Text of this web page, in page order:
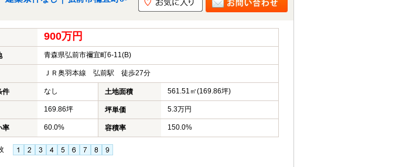
900万円
青森県弘前市禰宜町6-11(B)
ＪＲ奥羽本線 弘前駅 徒歩27分
件 なし 土地面積 561.51㎡(169.86坪)
169.86坪 坪単価 5.3万円
率 60.0% 容積率 150.0%